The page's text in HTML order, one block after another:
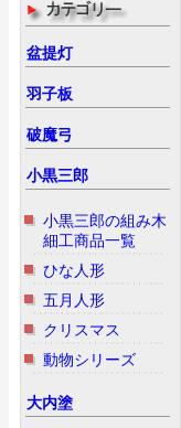
盆提灯
羽子板
破魔弓
小黒三郎
小黒三郎の組み木
細工商品一覧
ひな人形
五月人形
クリスマス
動物シリーズ
大内塗